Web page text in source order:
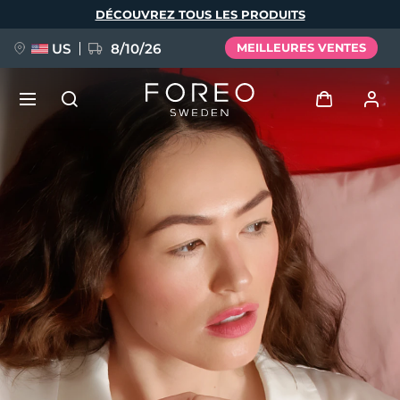
DÉCOUVREZ TOUS LES PRODUITS
US 8/10/26 MEILLEURES VENTES
Se connecter
Profil de l'utilisateur
Mes appareils
Mes commandes
Mes adresses
Mes abonnements
FAQ™ Pure Beauty-Tech Elixir
BREAKING NEWS
issa™ Teeth Whitening Set
Langue
English Deutsch
Español
Français
Português
Polski
Svenska
Русский
Türkçe
简体中文 繁體中文